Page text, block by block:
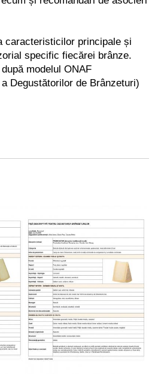
caracteristicilor principale și
specific fiecărei brânze.
modelul ONAF
Degustătorilor de Brânzeturi)